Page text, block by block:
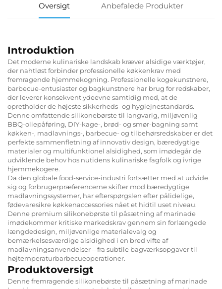
Oversigt Anbefalede Produkter
Introduktion
Det moderne kulinariske landskab kræver alsidige værktøjer,
der nahtløst forbinder professionelle køkkenkrav med
fremragende hjemmekogning. Professionelle kogekunstnere,
barbecue-entusiaster og bagkunstnere har brug for redskaber,
der leverer konsekvent ydeevne samtidig med, at de
opretholder de højeste sikkerheds- og hygiejnestandards.
Denne omfattende silikonebørste til langvarig, miljøvenlig
BBQ-oliepåføring, DIY-kage-, brød- og smør-bagning samt
køkken-, madlavnings-, barbecue- og tilbehørsredskaber er det
perfekte sammenfletning af innovativ design, bæredygtige
materialer og multifunktionel alsidighed, som imødegår de
udviklende behov hos nutidens kulinariske fagfolk og ivrige
hjemmekogere.
Da den globale food-service-industri fortsætter med at udvide
sig og forbrugerpræferencerne skifter mod bæredygtige
madlavningssystemer, har efterspørgslen efter pålidelige,
fødevaresikre køkkenaccessories nået et hidtil uset niveau.
Denne premium silikonebørste til påsætning af marinade
imødekommer kritiske markedskrav gennem sin forlængede
længdedesign, miljøvenlige materialevalg og
bemærkelsesværdige alsidighed i en bred vifte af
madlavningsanvendelser – fra subtile bagværksopgaver til
højtemperaturbarbecueoperationer.
Produktoversigt
Denne fremragende silikonebørste til påsætning af marinade